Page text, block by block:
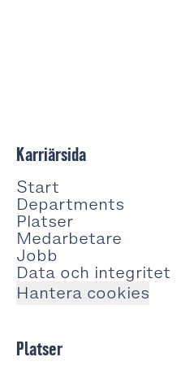
Karriärsida
Start
Departments
Platser
Medarbetare
Jobb
Data och integritet
Hantera cookies
Platser